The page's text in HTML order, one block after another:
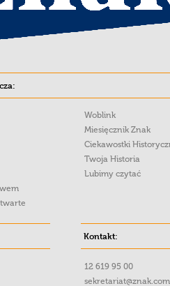
Woblink
Miesięcznik Znak
Ciekawostki
Twoja Historia
Lubimy czytać
Kontakt:
12 619 95 00